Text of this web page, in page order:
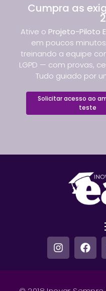
Cumpra as
Ative o Projeto-Piloto
em poucos
treinando a equipe
LGPD — com provas,
Tudo guiado por
Solicitar acesso ao
teste